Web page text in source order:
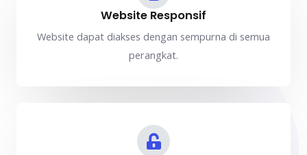
Website Responsif
Website dapat diakses dengan sempurna di semua
perangkat.